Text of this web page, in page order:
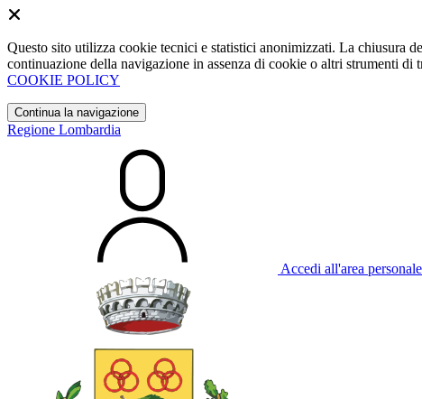
Questo sito utilizza cookie tecnici e statistici anonimizzati. La chiusura
continuazione della navigazione in assenza di cookie o altri strumenti di
COOKIE POLICY
Continua la navigazione
Regione Lombardia
Accedi all'area personale